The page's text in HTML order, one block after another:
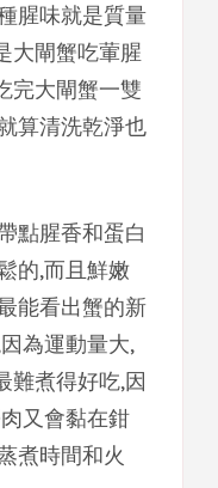
腥味就是質量
大閘蟹吃葷腥
完大閘蟹一雙
算清洗乾淨也
點腥香和蛋白
的,而且鮮嫩
能看出蟹的新
為運動量大,
難煮得好吃,因
又會黏在鉗
煮時間和火